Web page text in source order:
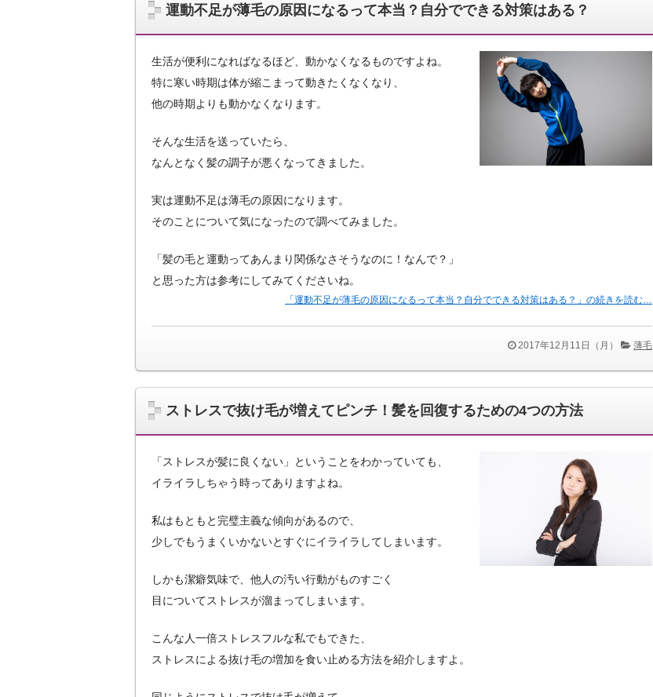
運動不足が薄毛の原因になるって本当？自分でできる対策はある？
生活が便利になればなるほど、動かなくなるものですよね。
特に寒い時期は体が縮こまって動きたくなくなり、
他の時期よりも動かなくなります。
そんな生活を送っていたら、
なんとなく髪の調子が悪くなってきました。
実は運動不足は薄毛の原因になります。
そのことについて気になったので調べてみました。
「髪の毛と運動ってあんまり関係なさそうなのに！なんで？」
と思った方は参考にしてみてくださいね。
「運動不足が薄毛の原因になるって本当？自分でできる対策はある？」の続きを読む…
2017年12月11日（月） 薄毛
ストレスで抜け毛が増えてピンチ！髪を回復するための4つの方法
「ストレスが髪に良くない」ということをわかっていても、
イライラしちゃう時ってありますよね。
私はもともと完璧主義な傾向があるので、
少しでもうまくいかないとすぐにイライラしてしまいます。
しかも潔癖気味で、他人の汚い行動がものすごく
目についてストレスが溜まってしまいます。
こんな人一倍ストレスフルな私でもできた、
ストレスによる抜け毛の増加を食い止める方法を紹介しますよ。